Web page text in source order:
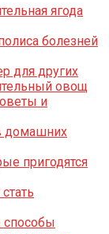
ягода
болезней
для других
овощ
и
домашних
пригодятся
способы